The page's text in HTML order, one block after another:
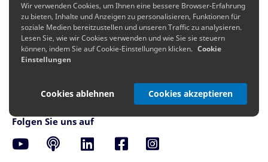
Online-Werbung eine planbare Auftragslage zu realisieren.
Folgen Sie uns auf
Wir verwenden Cookies, um Ihnen eine bessere Browser-Erfahrung
zu bieten, Inhalte und Anzeigen zu personalisieren, Funktionen für
soziale Medien bereitzustellen und unseren Traffic zu analysieren.
Lesen Sie, wie wir Cookies verwenden und wie Sie sie steuern
können, indem Sie auf Cookie-Einstellungen klicken. Cookie
Einstellungen
Cookies ablehnen Cookies akzeptieren